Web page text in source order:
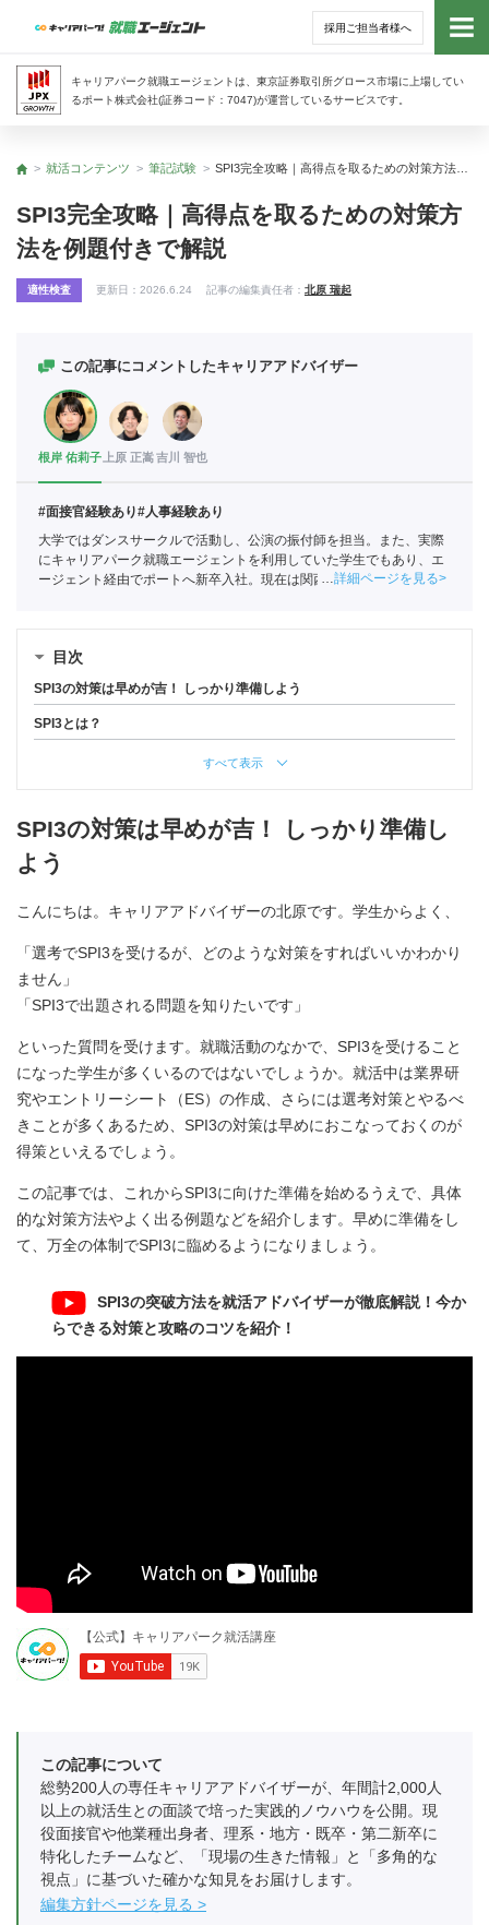
採用ご担当者様へ
キャリアパーク就職エージェントは、東京証券取引所グロース市場に上場してい
るポート株式会社(証券コード：7047)が運営しているサービスです。
トッ
トップ
就活コンテンツ 筆記試験
SPI3完全攻略｜高得点を取るための対策方
法を例題付きで解説
適性検査 更新日： 2026.6.24 記事の編集責任者： 北原 瑞起
この記事にコメントしたキャリアアドバイザー
根岸 佑莉子 上原 正嵩吉川 智也
#面接官経験あり#人事経験あり
大学ではダンスサークルで活動し、公演の振付師を担当。また、実際
にキャリアパーク就職エージェントを利用していた学生でもあり、エ
ージェント経由でポートへ新卒入社。現在は関西の学生への支援を中
詳細ページを見る
目次
SPI3の対策は早めが吉！ しっかり準備しよう
SPI3とは？
すべて表示
SPI3の対策は早めが吉！ しっかり準備し
よう
こんにちは。キャリアアドバイザーの北原です。学生からよく、
「選考でSPI3を受けるが、どのような対策をすればいいかわかり
ません」
「SPI3で出題される問題を知りたいです」
といった質問を受けます。就職活動のなかで、SPI3を受けること
になった学生が多くいるのではないでしょうか。就活中は業界研
究やエントリーシート（ES）の作成、さらには選考対策とやるべ
きことが多くあるため、SPI3の対策は早めにおこなっておくのが
得策といえるでしょう。
この記事では、これからSPI3に向けた準備を始めるうえで、具体
的な対策方法やよく出る例題などを紹介します。早めに準備をし
て、万全の体制でSPI3に臨めるようになりましょう。
SPI3の突破方法を就活アドバイザーが徹底解説！今か
らできる対策と攻略のコツを紹介！
この記事について
総勢200人の専任キャリアアドバイザーが、年間計2,000人
以上の就活生との面談で培った実践的ノウハウを公開。現
役面接官や他業種出身者、理系・地方・既卒・第二新卒に
特化したチームなど、「現場の生きた情報」と「多角的な
視点」に基づいた確かな知見をお届けします。
編集方針ページを見る